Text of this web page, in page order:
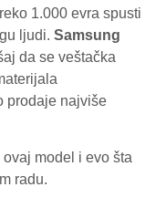
1.000 evra spusti
ljudi.Samsung
da se veštačka
prodaje najviše
model i evo šta
radu.